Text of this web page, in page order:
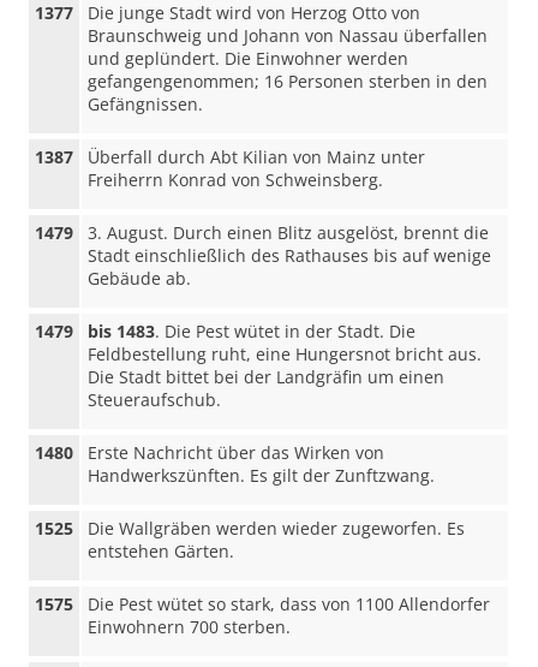
1377
Die junge Stadt wird von Herzog Otto von
Braunschweig und Johann von Nassau überfallen
und geplündert. Die Einwohner werden
gefangengenommen; 16 Personen sterben in den
Gefängnissen.
1387
Überfall durch Abt Kilian von Mainz unter
Freiherrn Konrad von Schweinsberg.
1479
3. August. Durch einen Blitz ausgelöst, brennt die
Stadt einschließlich des Rathauses bis auf wenige
Gebäude ab.
1479 bis 1483. Die Pest wütet in der Stadt. Die
Feldbestellung ruht, eine Hungersnot bricht aus.
Die Stadt bittet bei der Landgräfin um einen
Steueraufschub.
1480
Erste Nachricht über das Wirken von
Handwerkszünften. Es gilt der Zunftzwang.
1525
Die Wallgräben werden wieder zugeworfen. Es
entstehen Gärten.
1575
Die Pest wütet so stark, dass von 1100 Allendorfer
Einwohnern 700 sterben.